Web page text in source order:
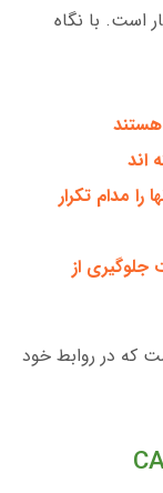
است. با نگاه
اند
مدام تکرار
جلوگیری از
که در روابط خود